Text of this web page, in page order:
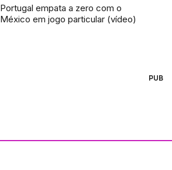
Portugal empata a zero com o
México em jogo particular (vídeo)
PUB